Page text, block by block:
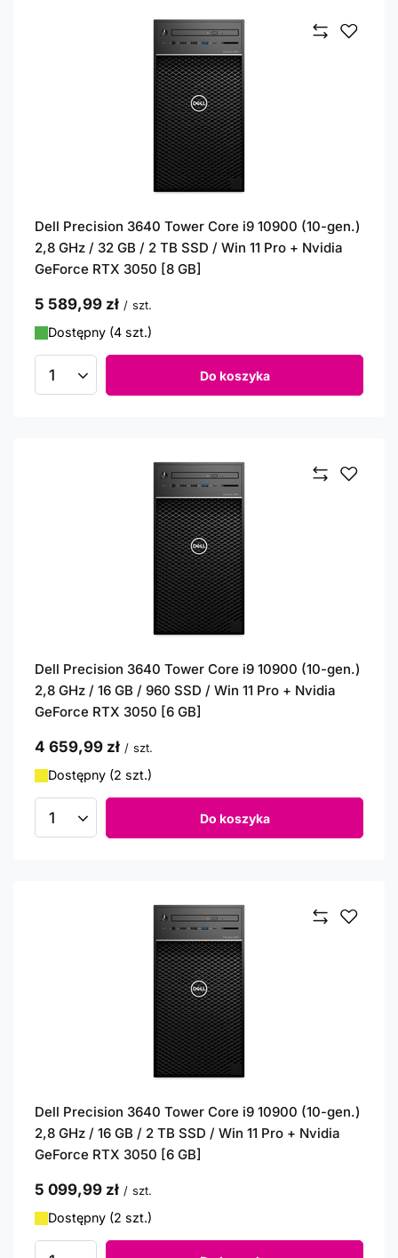
Dell Precision 3640 Tower Core i9 10900 (10-gen.)
2,8 GHz / 32 GB / 2 TB SSD / Win 11 Pro + Nvidia
GeForce RTX 3050 [8 GB]
5 589,99 zł / szt.
Dostępny (4 szt.)
Ilość produktów Do koszyka
Dell Precision 3640 Tower Core i9 10900 (10-gen.)
2,8 GHz / 16 GB / 960 SSD / Win 11 Pro + Nvidia
GeForce RTX 3050 [6 GB]
4 659,99 zł / szt.
Dostępny (2 szt.)
Ilość produktów Do koszyka
Dell Precision 3640 Tower Core i9 10900 (10-gen.)
2,8 GHz / 16 GB / 2 TB SSD / Win 11 Pro + Nvidia
GeForce RTX 3050 [6 GB]
5 099,99 zł / szt.
Dostępny (2 szt.)